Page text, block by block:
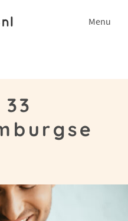
Menu